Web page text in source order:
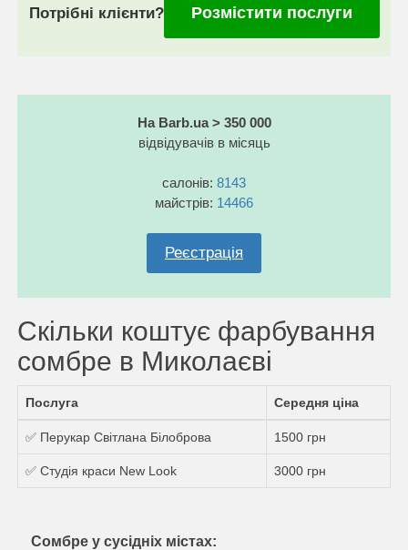
Потрібні клієнти? Розмістити послуги
На Barb.ua > 350 000
відвідувачів в місяць
салонів: 8143
майстрів: 14466
Реєстрація
Скільки коштує фарбування
сомбре в Миколаєві
Послуга Середня ціна
✅ Перукар Світлана Білоброва 1500 грн
✅ Студія краси New Look 3000 грн
Сомбре у сусідніх містах: